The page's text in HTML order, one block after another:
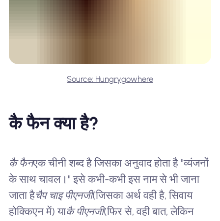
Source: Hungrygowhere
कै फैन क्या है?
कै फैनएक चीनी शब्द है जिसका अनुवाद होता है "व्यंजनों
के साथ चावल।" इसे कभी-कभी इस नाम से भी जाना
जाता हैचैप चाइ पीएनजी(जिसका अर्थ वही है, सिवाय
होक्किएन में) याकै पीएनजी(फिर से, वही बात, लेकिन